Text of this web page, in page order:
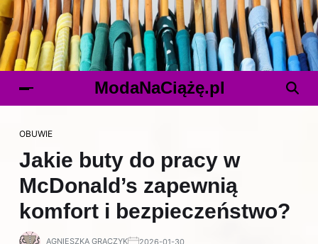
ModaNaCiążę.pl
OBUWIE
Jakie buty do pracy w
McDonald’s zapewnią
komfort i bezpieczeństwo?
AGNIESZKA GRACZYK 2026-01-30